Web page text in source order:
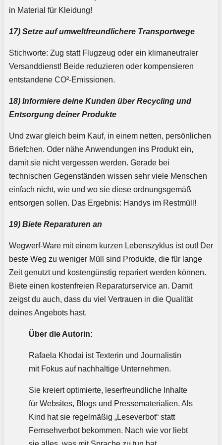
in Material für Kleidung!
17) Setze auf umweltfreundlichere Transportwege
Stichworte: Zug statt Flugzeug oder ein klimaneutraler
Versanddienst! Beide reduzieren oder kompensieren
entstandene CO²-Emissionen.
18) Informiere deine Kunden über Recycling und
Entsorgung deiner Produkte
Und zwar gleich beim Kauf, in einem netten, persönlichen
Briefchen. Oder nähe Anwendungen ins Produkt ein,
damit sie nicht vergessen werden. Gerade bei
technischen Gegenständen wissen sehr viele Menschen
einfach nicht, wie und wo sie diese ordnungsgemäß
entsorgen sollen. Das Ergebnis: Handys im Restmüll!
19) Biete Reparaturen an
Wegwerf-Ware mit einem kurzen Lebenszyklus ist out! Der
beste Weg zu weniger Müll sind Produkte, die für lange
Zeit genutzt und kostengünstig repariert werden können.
Biete einen kostenfreien Reparaturservice an. Damit
zeigst du auch, dass du viel Vertrauen in die Qualität
deines Angebots hast.
Über die Autorin:
Rafaela Khodai ist Texterin und Journalistin
mit Fokus auf nachhaltige Unternehmen.
Sie kreiert optimierte, leserfreundliche Inhalte
für Websites, Blogs und Pressematerialien. Als
Kind hat sie regelmäßig „Leseverbot“ statt
Fernsehverbot bekommen. Nach wie vor liebt